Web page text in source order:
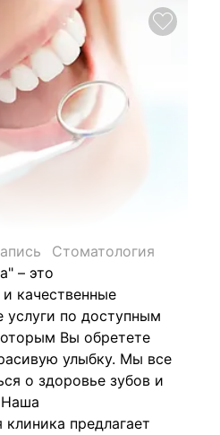
Стоматология
– это
качественные
услуги по доступным
Вы обретете
улыбку. Мы все
о здоровье зубов и
Наша
предлагает